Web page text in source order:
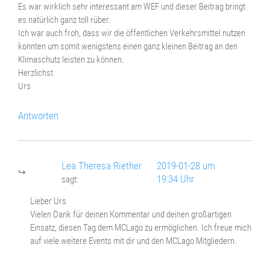
Es war wirklich sehr interessant am WEF und dieser Beitrag bringt
es natürlich ganz toll rüber.
Ich war auch froh, dass wir die öffentlichen Verkehrsmittel nutzen
konnten um somit wenigstens einen ganz kleinen Beitrag an den
Klimaschutz leisten zu können.
Herzlichst
Urs
Antworten
Lea Theresa Riether
sagt:
2019-01-28 um
19:34 Uhr
Lieber Urs
Vielen Dank für deinen Kommentar und deinen großartigen
Einsatz, diesen Tag dem MCLago zu ermöglichen. Ich freue mich
auf viele weitere Events mit dir und den MCLago Mitgliedern.